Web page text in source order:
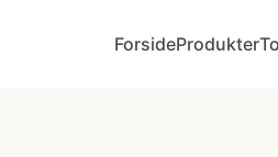
ForsideProdukter